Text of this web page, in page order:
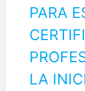
PARA
LA